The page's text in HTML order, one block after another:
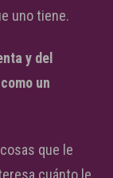
uno tiene.
y del
un
que le
cuánto le